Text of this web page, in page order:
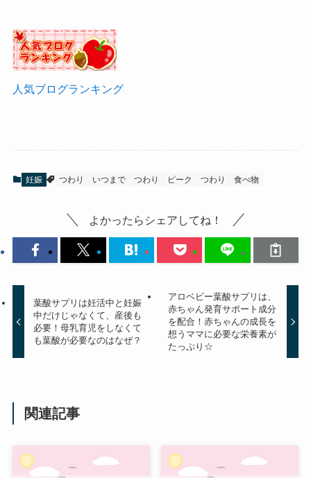
人気ブログランキング
妊娠 つわり いつまで つわり ピーク つわり 食べ物
よかったらシェアしてね！
葉酸サプリは妊活中と妊娠
中だけじゃなくて、産後も
必要！母乳育児をしなくて
も葉酸が必要なのはなぜ？
アロベビー葉酸サプリは、
赤ちゃん発育サポート成分
を配合！赤ちゃんの成長を
想うママに必要な栄養素が
たっぷり☆
関連記事